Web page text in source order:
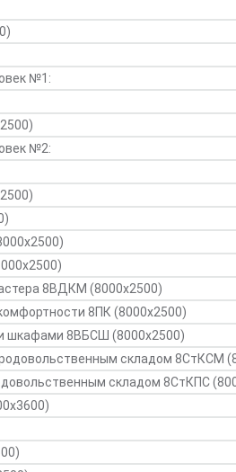
№1:
№2:
8ВДКМ (8000х2500)
8ПК (8000х2500)
шкафами 8ВБСШ (8000х2500)
складом 8СтКСМ
складом 8СтКПС